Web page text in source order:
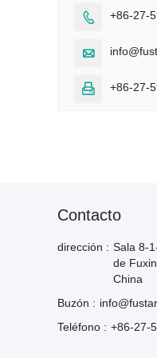
 +86-27-

 +86-27-
Contacto
dirección : Sala 8-
de
China
Buzón :
Teléfono : +86-27-